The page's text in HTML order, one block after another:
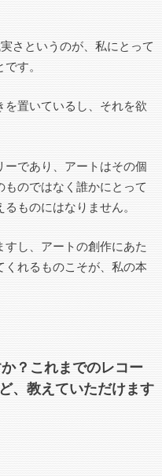
さというのが、私にとって
す。
置いているし、それを欲
であり、アートはその個
のではなく誰かにとって
ものにはなりません。
し、アートの創作にあた
くれるものこそが、私の本
？これまでのレコー
、教えていただけます